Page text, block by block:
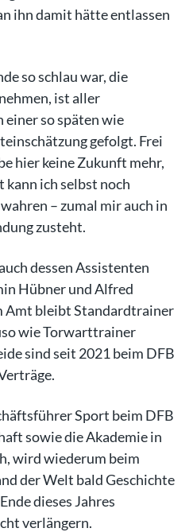
ihn damit hätte entlassen
so schlau war, die
ist aller
so späten wie
gefolgt. Frei
hier keine Zukunft mehr,
ich selbst noch
– zumal mir auch in
zusteht.
dessen Assistenten
Hübner und Alfred
Amt bleibt Standardtrainer
wie Torwarttrainer
sind seit 2021 beim DFB
Sport beim DFB
sowie die Akademie in
wird wiederum beim
der Welt bald Geschichte
dieses Jahres
verlängern.